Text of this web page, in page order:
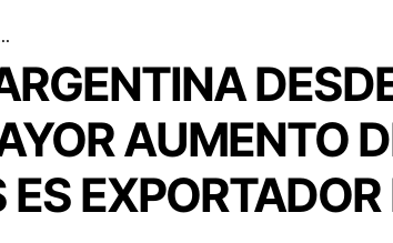
AUMENTO
ES EXPORTADOR